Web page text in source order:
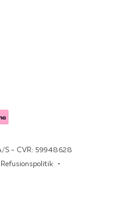
S - CVR: 59948628
Refusionspolitik